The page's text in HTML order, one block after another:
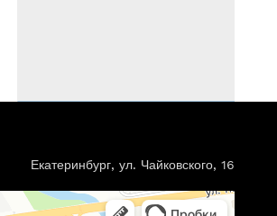
Екатеринбург, ул. Чайковского, 16